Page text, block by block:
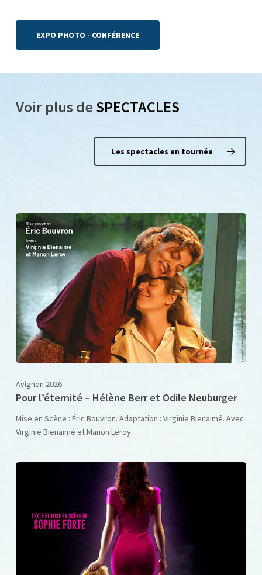
EXPO PHOTO - CONFÉRENCE
Voir plus de SPECTACLES
Les spectacles en tournée
Avignon 2026
Pour l’éternité – Hélène Berr et Odile Neuburger
Mise en Scène : Éric Bouvron. Adaptation : Virginie Bienaimé. Avec
Virginie Bienaimé et Manon Leroy.